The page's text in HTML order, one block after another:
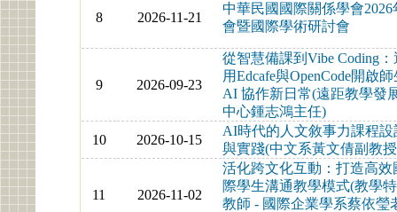
8 2026-11-21
中華民國國際關係學會2026
會暨國際學術研討會
9 2026-09-23
從智慧備課到Vibe Coding：
用Edcafe與OpenCode開啟師
AI 協作新日常(遠距教學發
中心鍾志鴻主任)
10
2026-10-15
AI時代的人文敘事力課程設
與實踐(中文系黃文倩副教
11 2026-11-02
活化跨文化互動：打造高效
際學生溝通教學模式(教學
教師 - 國際企業學系蔡依瑩